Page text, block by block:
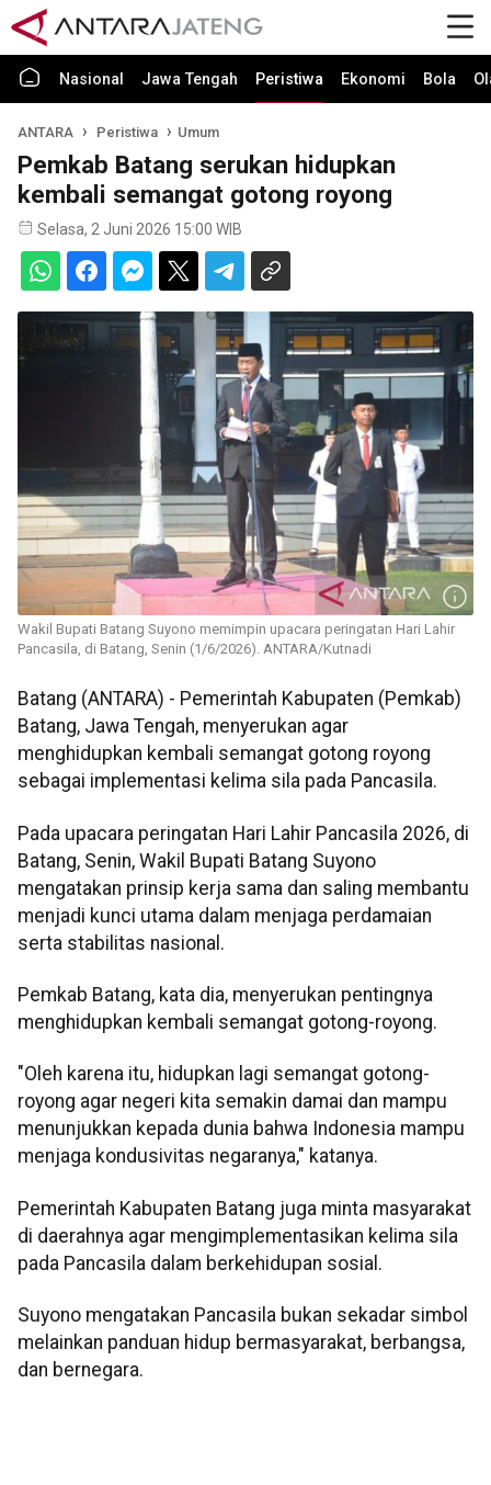
Nasional Jawa Tengah Peristiwa Ekonomi Bola
ANTARA Peristiwa Umum
Pemkab Batang serukan hidupkan
kembali semangat gotong royong
Selasa, 2 Juni 2026 15:00 WIB
Wakil Bupati Batang Suyono memimpin upacara peringatan Hari Lahir
Pancasila, di Batang, Senin (1/6/2026). ANTARA/Kutnadi
Batang (ANTARA) - Pemerintah Kabupaten (Pemkab)
Batang, Jawa Tengah, menyerukan agar
menghidupkan kembali semangat gotong royong
sebagai implementasi kelima sila pada Pancasila.
Pada upacara peringatan Hari Lahir Pancasila 2026, di
Batang, Senin, Wakil Bupati Batang Suyono
mengatakan prinsip kerja sama dan saling membantu
menjadi kunci utama dalam menjaga perdamaian
serta stabilitas nasional.
Pemkab Batang, kata dia, menyerukan pentingnya
menghidupkan kembali semangat gotong-royong.
"Oleh karena itu, hidupkan lagi semangat gotong-
royong agar negeri kita semakin damai dan mampu
menunjukkan kepada dunia bahwa Indonesia mampu
menjaga kondusivitas negaranya," katanya.
Pemerintah Kabupaten Batang juga minta masyarakat
di daerahnya agar mengimplementasikan kelima sila
pada Pancasila dalam berkehidupan sosial.
Suyono mengatakan Pancasila bukan sekadar simbol
melainkan panduan hidup bermasyarakat, berbangsa,
dan bernegara.